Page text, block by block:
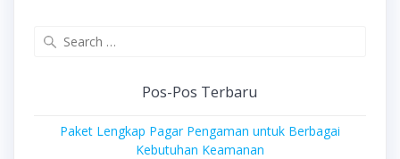
Pos-Pos Terbaru
Paket Lengkap Pagar Pengaman untuk Berbagai
Kebutuhan Keamanan